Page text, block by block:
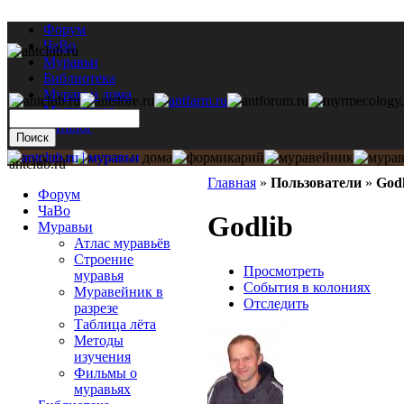
Форум
ЧаВо
Муравьи
Библиотека
Муравьи дома
Мастерская
Каталог
Главная » Пользователи »
Godlib
Просмотреть
События в колониях
Отследить
antclub.ru
Форум
ЧаВо
Муравьи
Атлас муравьёв
Строение
муравья
Муравейник в
разрезе
Таблица лёта
Методы
изучения
Фильмы о
муравьях